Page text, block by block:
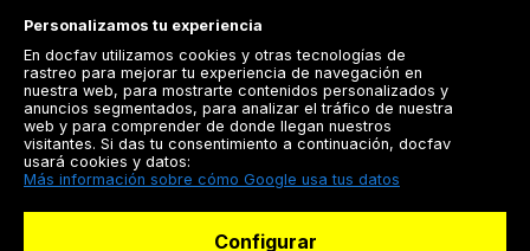
Registrarse
Docfav
Personalizamos tu experiencia
En docfav utilizamos cookies y otras tecnologías de
rastreo para mejorar tu experiencia de navegación en
nuestra web, para mostrarte contenidos personalizados y
anuncios segmentados, para analizar el tráfico de nuestra
web y para comprender de donde llegan nuestros
visitantes. Si das tu consentimiento a continuación, docfav
usará cookies y datos:
Más información sobre cómo Google usa tus datos
Configurar